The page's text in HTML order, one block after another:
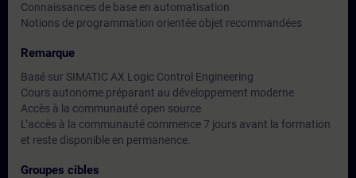
Connaissances de base en automatisation
Notions de programmation orientée objet recommandées
Remarque
Basé sur SIMATIC AX Logic Control Engineering
Cours autonome préparant au développement moderne
Accès à la communauté open source
L’accès à la communauté commence 7 jours avant la formation
et reste disponible en permanence.
Groupes cibles